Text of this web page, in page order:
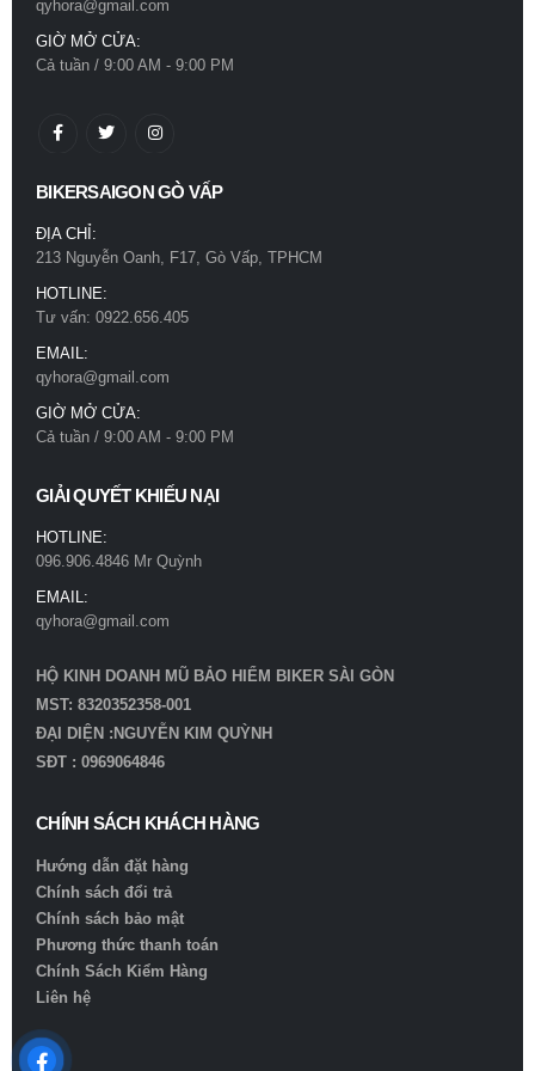
0out of 5
780.000
0out of 5
780.000
qyhora@gmail.com
GIỜ MỞ CỬA:
Cả tuần / 9:00 AM - 9:00 PM
BIKERSAIGON GÒ VẤP
ĐỊA CHỈ:
213 Nguyễn Oanh, F17, Gò Vấp, TPHCM
HOTLINE:
Tư vấn: 0922.656.405
EMAIL:
qyhora@gmail.com
GIỜ MỞ CỬA:
Cả tuần / 9:00 AM - 9:00 PM
GIẢI QUYẾT KHIẾU NẠI
HOTLINE:
096.906.4846 Mr Quỳnh
EMAIL:
qyhora@gmail.com
HỘ KINH DOANH MŨ BẢO HIỂM BIKER SÀI GÒN
MST: 8320352358-001
ĐẠI DIỆN :NGUYỄN KIM QUỲNH
SĐT : 0969064846
CHÍNH SÁCH KHÁCH HÀNG
Hướng dẫn đặt hàng
Chính sách đổi trả
Chính sách bảo mật
Phương thức thanh toán
Chính Sách Kiểm Hàng
Liên hệ